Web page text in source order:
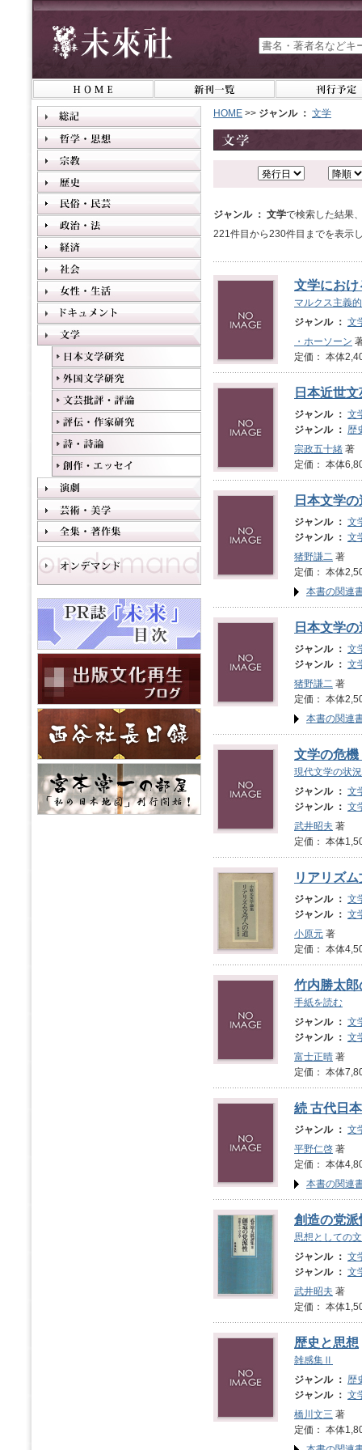
HOME >> ジャンル ： 文学
ジャンル ： 文学で検索した結果
221件目から230件目までを表示
文学にお
マルクス主義
ジャンル ： 文
・ホーソーン
定価： 本体
日本近世
ジャンル ： 文
ジャンル ： 歴
宗政五十緒 著
定価： 本体
日本文学
ジャンル ： 文
ジャンル ： 文
猪野謙二 著
定価： 本体
本書の関連
日本文学
ジャンル ： 文
ジャンル ： 文
猪野謙二 著
定価： 本体
本書の関連
文学の危
現代文学の状
ジャンル ： 文
ジャンル ： 文
武井昭夫 著
定価： 本体
リアリズ
ジャンル ： 文
ジャンル ： 文
小原元 著
定価： 本体
竹内勝太郎
手紙を読む
ジャンル ： 文
ジャンル ： 文
富士正晴 著
定価： 本体
続 古代日
ジャンル ： 文
平野仁啓 著
定価： 本体
本書の関連
創造の党
思想としての
ジャンル ： 文
ジャンル ： 文
武井昭夫 著
定価： 本体
歴史と思想
雑感集Ⅱ
ジャンル ： 歴
ジャンル ： 文
橋川文三 著
定価： 本体